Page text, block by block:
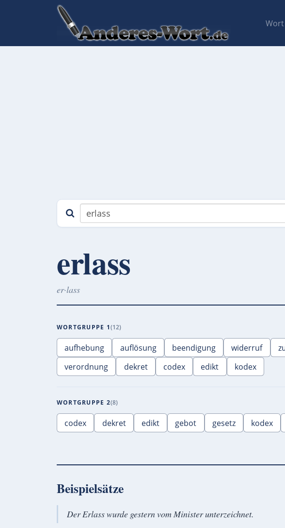
erlass
er·lass
WORTGRUPPE 1 12
aufhebung auflösung beendigung widerruf
verordnung
dekret codex edikt kodex
WORTGRUPPE 2 8
codex dekret edikt gebot gesetz kodex
Beispielsätze
Der Erlass wurde gestern vom Minister unterzeichnet.